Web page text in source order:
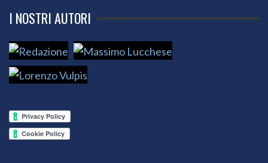
I NOSTRI AUTORI